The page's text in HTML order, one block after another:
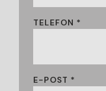
TELEFON *
E-POST *